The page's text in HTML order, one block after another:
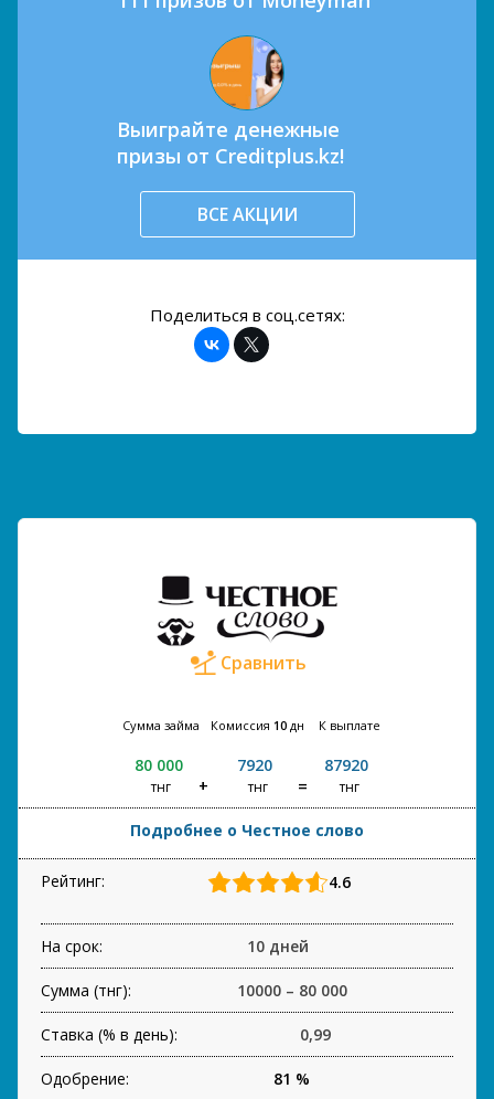
Выиграйте денежные
призы от Creditplus.kz!
ВСЕ АКЦИИ
Поделиться в соц.сетях:
Сравнить
Сумма займа
80 000
тнг
Комиссия 10 дн
7920
тнг
К выплате
87920
тнг
Подробнее о Честное слово
Рейтинг: 4.6
На срок: 10 дней
Сумма (тнг): 10000 – 80 000
Ставка (% в день): 0,99
Одобрение: 81 %